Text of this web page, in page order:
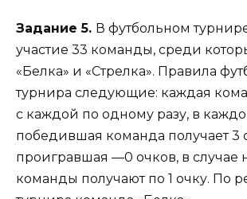
Задание 5. В футбольном
участие 33 команды, среди
«Белка» и «Стрелка». Правила
турнира следующие: каждая
с каждой по одному разу, в
победившая команда получает 3
проигравшая —0 очков, в случае
команды получают по 1 очку. По